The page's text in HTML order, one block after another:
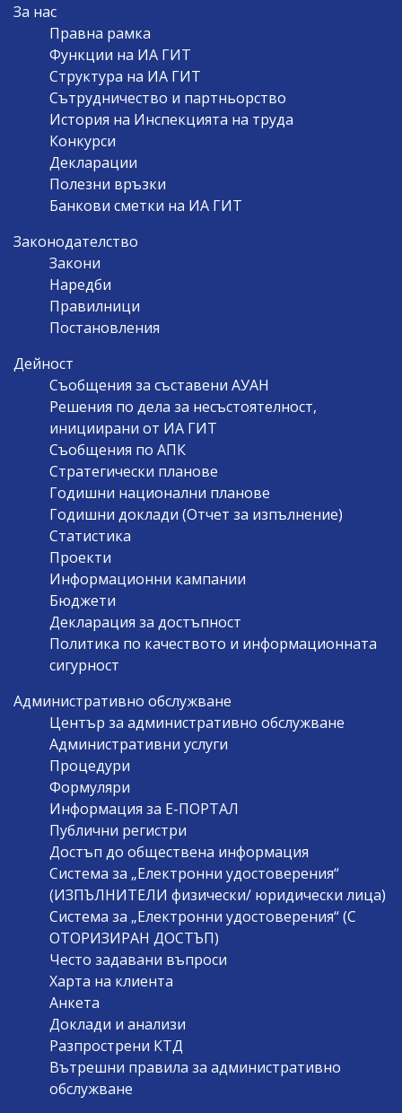
NAVIGATION
За нас
Правна рамка
Функции на ИА ГИТ
Структура на ИА ГИТ
Сътрудничество и партньорство
История на Инспекцията на труда
Конкурси
Декларации
Полезни връзки
Банкови сметки на ИА ГИТ
Законодателство
Закони
Наредби
Правилници
Постановления
Дейност
Съобщения за съставени АУАН
Решения по дела за несъстоятелност,
инициирани от ИА ГИТ
Съобщения по АПК
Стратегически планове
Годишни национални планове
Годишни доклади (Отчет за изпълнение)
Статистика
Проекти
Информационни кампании
Бюджети
Декларация за достъпност
Политика по качеството и информационната
сигурност
Административно обслужване
Център за административно обслужване
Административни услуги
Процедури
Формуляри
Информация за Е-ПОРТАЛ
Публични регистри
Достъп до обществена информация
Система за „Електронни удостоверения“
(ИЗПЪЛНИТЕЛИ физически/ юридически лица)
Система за „Електронни удостоверения“ (С
ОТОРИЗИРАН ДОСТЪП)
Често задавани въпроси
Харта на клиента
Анкета
Доклади и анализи
Разпрострени КТД
Вътрешни правила за административно
обслужване